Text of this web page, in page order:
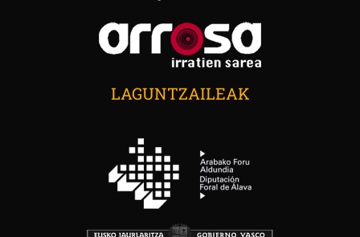
LAGUNTZAILEAK